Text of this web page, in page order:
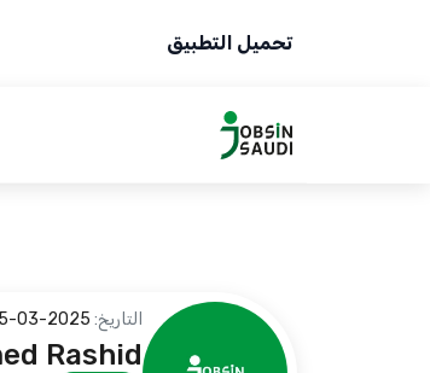
تحميل التطبيق
التاريخ: 2025-03-05
Rashid